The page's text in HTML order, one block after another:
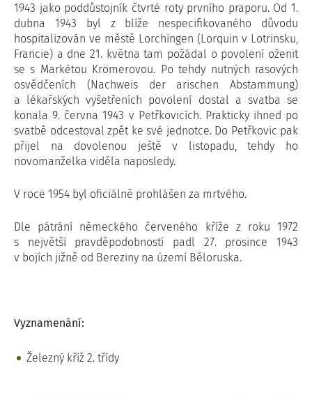
1943 jako poddůstojník čtvrté roty prvního praporu. Od 1.
dubna 1943 byl z blíže nespecifikovaného důvodu
hospitalizován ve městě Lorchingen (Lorquin v Lotrinsku,
Francie) a dne 21. května tam požádal o povolení oženit
se s Markétou Krömerovou. Po tehdy nutných rasových
osvědčeních (Nachweis der arischen Abstammung)
a lékařských vyšetřeních povolení dostal a svatba se
konala 9. června 1943 v Petřkovicích. Prakticky ihned po
svatbě odcestoval zpět ke své jednotce. Do Petřkovic pak
přijel na dovolenou ještě v listopadu, tehdy ho
novomanželka viděla naposledy.
V roce 1954 byl oficiálně prohlášen za mrtvého.
Dle pátrání německého červeného kříže z roku 1972
s největší pravděpodobností padl 27. prosince 1943
v bojích jižně od Bereziny na území Běloruska.
Vyznamenání:
Železný kříž 2. třídy